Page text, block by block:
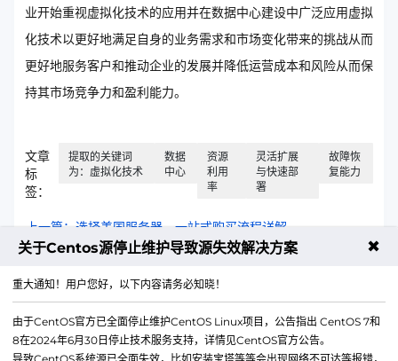
业开始重视虚拟化技术的应用并在数据中心建设中广泛应用虚拟
化技术以更好地满足自身的业务需求和市场变化带来的挑战从而
更好地服务客户和推动企业的发展并降低运营成本和风险从而保
持其市场竞争力和盈利能力。
文章
标
签：
提取的关键词
为：虚拟化技术
数据
中心
资源
利用
率
灵活扩展
与快速部
署
故障恢
复能力
上一篇：选择美国服务器，一站式购买流程详解
关于Centos源停止维护导致源失效解决方案 ✖
重大通知！用户您好，以下内容请务必知晓！
由于CentOS官方已全面停止维护CentOS Linux项目，公告指出 CentOS 7和
8在2024年6月30日停止技术服务支持，详情见CentOS官方公告。